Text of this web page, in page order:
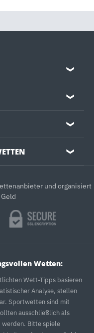
❯
❯
❯
❯
und organisiert
Wetten:
Wett-Tipps basieren
Analyse, stellen
Sportwetten sind mit
ausschließlich als
Bitte spiele